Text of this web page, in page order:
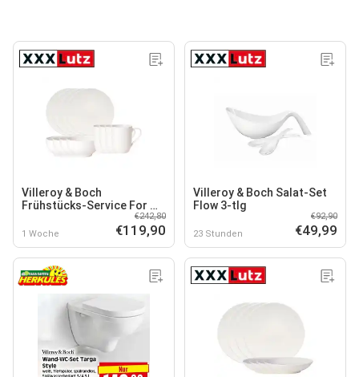
Villeroy & Boch
Frühstücks-Service For Me
1 Woche
€242,80
€119,90
Villeroy & Boch Salat-Set
Flow 3-tlg
23 Stunden
€92,90
€49,99